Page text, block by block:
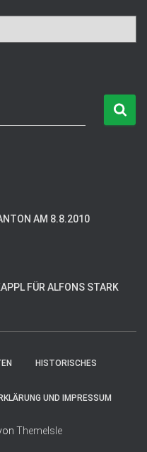
AM 8.8.2010
FÜR ALFONS STARK
HISTORISCHES
UND IMPRESSUM
ThemeIsle